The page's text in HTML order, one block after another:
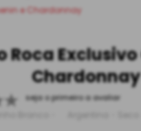
e Chardonnay
Roca
Chardonnay
seja o primeiro a avaliar